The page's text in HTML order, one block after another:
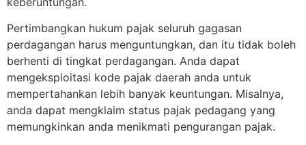
Pertimbangkan hukum pajak seluruh gagasan
perdagangan harus menguntungkan, dan itu tidak boleh
berhenti di tingkat perdagangan. Anda dapat
mengeksploitasi kode pajak daerah anda untuk
mempertahankan lebih banyak keuntungan. Misalnya,
anda dapat mengklaim status pajak pedagang yang
memungkinkan anda menikmati pengurangan pajak.